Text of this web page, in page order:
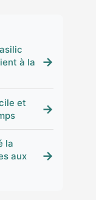
à la
→
et
→
la
aux
→